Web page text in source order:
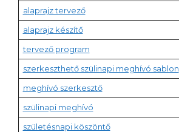
alaprajz tervező
alaprajz készítő
tervező program
szerkeszthető szülinapi meghívó sablon
meghívó szerkesztő
szülinapi meghívó
születésnapi köszöntő